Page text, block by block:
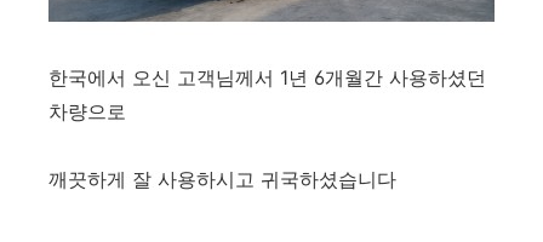
한국에서 오신 고객님께서 1년 6개월간 사용하셨던
차량으로
깨끗하게 잘 사용하시고 귀국하셨습니다